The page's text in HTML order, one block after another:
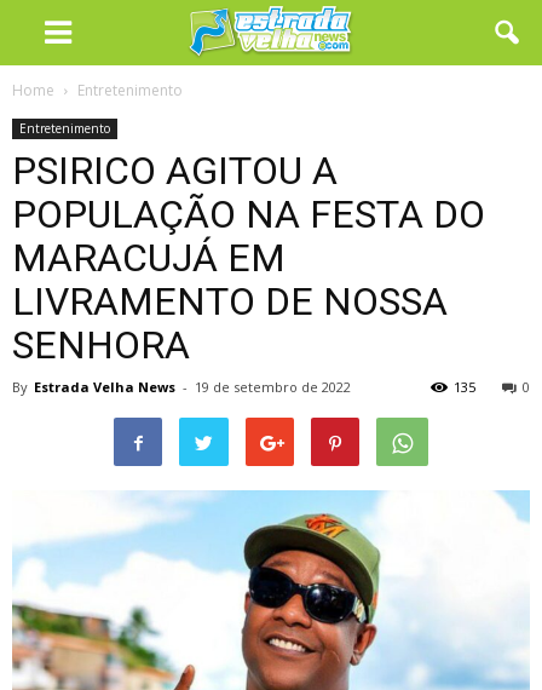
Home Entretenimento
Entretenimento
PSIRICO AGITOU A
POPULAÇÃO NA FESTA DO
MARACUJÁ EM
LIVRAMENTO DE NOSSA
SENHORA
By Estrada Velha News - 19 de setembro de 2022 0
135